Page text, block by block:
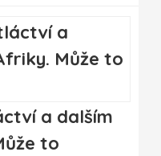
a dalším
to